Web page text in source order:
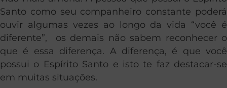
Santo como seu companheiro constante poderá
ouvir algumas vezes ao longo da vida “você é
diferente”, os demais não sabem reconhecer o
que é essa diferença. A diferença, é que você
possui o Espírito Santo e isto te faz destacar-se
em muitas situações.